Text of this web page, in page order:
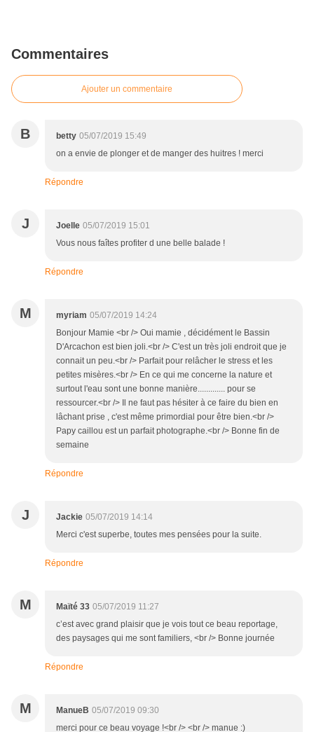
Commentaires
Ajouter un commentaire
B betty 05/07/2019 15:49
on a envie de plonger et de manger des huitres ! merci
Répondre
J Joelle 05/07/2019 15:01
Vous nous faîtes profiter d une belle balade !
Répondre
M myriam 05/07/2019 14:24
Bonjour Mamie <br /> Oui mamie , décidément le Bassin
D'Arcachon est bien joli.<br /> C'est un très joli endroit que je
connait un peu.<br /> Parfait pour relâcher le stress et les
petites misères.<br /> En ce qui me concerne la nature et
surtout l'eau sont une bonne manière............. pour se
ressourcer.<br /> Il ne faut pas hésiter à ce faire du bien en
lâchant prise , c'est même primordial pour être bien.<br />
Papy caillou est un parfait photographe.<br /> Bonne fin de
semaine
Répondre
J Jackie 05/07/2019 14:14
Merci c'est superbe, toutes mes pensées pour la suite.
Répondre
M Maïté 33 05/07/2019 11:27
c’est avec grand plaisir que je vois tout ce beau reportage,
des paysages qui me sont familiers, <br /> Bonne journée
Répondre
M ManueB 05/07/2019 09:30
merci pour ce beau voyage !<br /> <br /> manue :)